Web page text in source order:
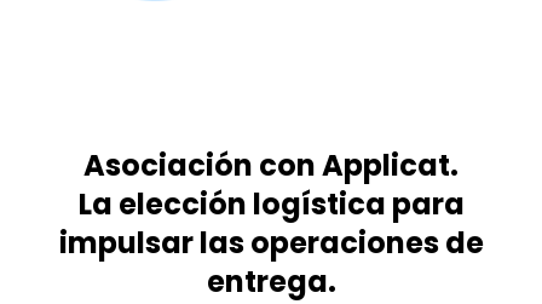
Asociación con Applicat.
La elección logística para
impulsar las operaciones de
entrega.